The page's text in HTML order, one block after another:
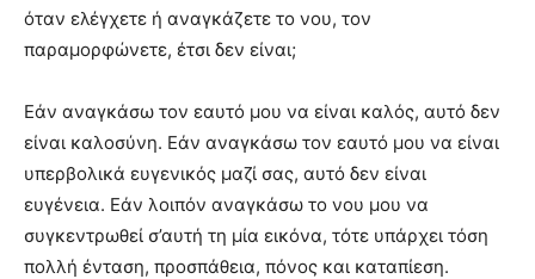
όταν ελέγχετε ή αναγκάζετε το νου, τον
παραμορφώνετε, έτσι δεν είναι;
Εάν αναγκάσω τον εαυτό μου να είναι καλός, αυτό δεν
είναι καλοσύνη. Εάν αναγκάσω τον εαυτό μου να είναι
υπερβολικά ευγενικός μαζί σας, αυτό δεν είναι
ευγένεια. Εάν λοιπόν αναγκάσω το νου μου να
συγκεντρωθεί σ’αυτή τη μία εικόνα, τότε υπάρχει τόση
πολλή ένταση, προσπάθεια, πόνος και καταπίεση.